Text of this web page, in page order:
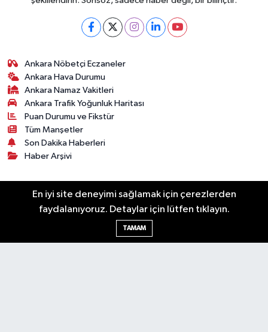
Ankara Nöbetçi Eczaneler
Ankara Hava Durumu
Ankara Namaz Vakitleri
Ankara Trafik Yoğunluk Haritası
Puan Durumu ve Fikstür
Tüm Manşetler
Son Dakika Haberleri
Haber Arşivi
Künye Ekonomi Gündem Yazarlar
Spor
Sonsöz Özel
En iyi site deneyimi sağlamak için çerezlerden
faydalanıyoruz. Detaylar için lütfen tıklayın.
TAMAM